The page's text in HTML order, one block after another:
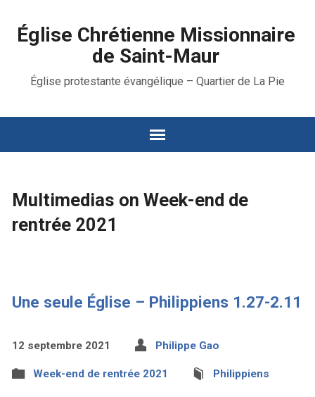
Église Chrétienne Missionnaire
de Saint-Maur
Église protestante évangélique – Quartier de La Pie
Multimedias on Week-end de
rentrée 2021
Une seule Église – Philippiens 1.27-2.11
12 septembre 2021 Philippe Gao
Week-end de rentrée 2021 Philippiens